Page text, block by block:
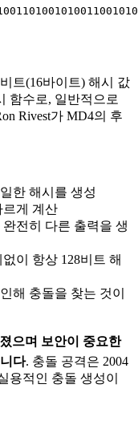
비트(16바이트) 해시 값
함수로, 일반적으로
Rivest가 MD4의 후
한 해시를 생성
르게 계산
전히 다른 출력을 생
이 항상 128비트 해
해 충돌을 찾는 것이
으며 보안이 중요한
다. 충돌 공격은 2004
용적인 충돌 생성이